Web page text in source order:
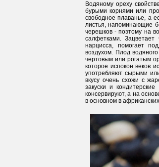
Водяному ореху
бурыми корнями или
свободное плаванье, а
листья, напоминающие
черешков - поэтому на
салфетками.
нарцисса, помогает
воздухом. Плод
чертовым или рогатым
которое испокон веков
употребляют сырыми
вкусу очень схожи с
закуски и
консервируют, а на
в основном в